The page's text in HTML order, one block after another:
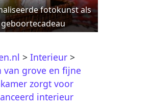
fotokunst als
> Interieur >
van grove en fijne
zorgt voor
interieur